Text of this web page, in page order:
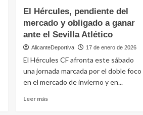
se
adelanta
al
Murcia
y
cierra
el
de
El Hércules, pendiente del
mercado y obligado a ganar
ante el Sevilla Atlético
AlicanteDeportiva 17 de enero de 2026
El Hércules CF afronta este sábado
una jornada marcada por el doble foco
en el mercado de invierno y en...
Leer más